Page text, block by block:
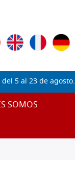
5 al 23 de agosto.
SOMOS